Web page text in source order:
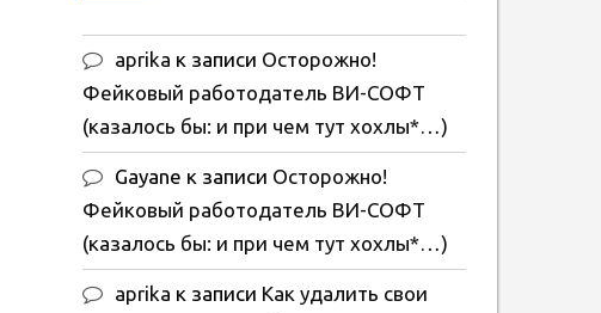
aprika к записи Осторожно!
Фейковый работодатель ВИ-СОФТ
(казалось бы: и при чем тут хохлы*…)
Gayane к записи Осторожно!
Фейковый работодатель ВИ-СОФТ
(казалось бы: и при чем тут хохлы*…)
aprika к записи Как удалить свои